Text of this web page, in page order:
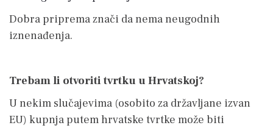
Dobra priprema znači da nema neugodnih
iznenađenja.
Trebam li otvoriti tvrtku u Hrvatskoj?
U nekim slučajevima (osobito za državljane izvan
EU) kupnja putem hrvatske tvrtke može biti